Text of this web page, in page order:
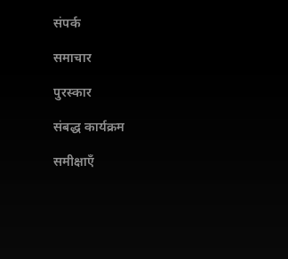
संपर्क
समाचार
पुरस्कार
संबद्ध कार्यक्रम
समीक्षाएँ